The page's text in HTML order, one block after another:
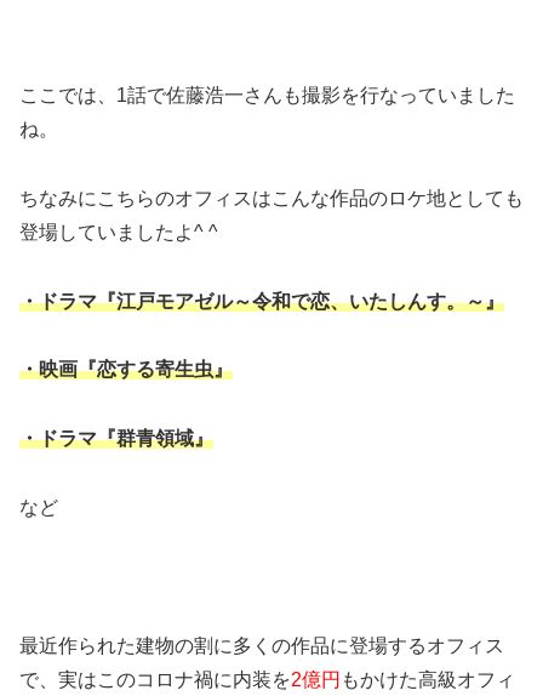
ここでは、1話で佐藤浩一さんも撮影を行なっていました
ね。
ちなみにこちらのオフィスはこんな作品のロケ地としても
登場していましたよ^ ^
・ドラマ『江戸モアゼル～令和で恋、いたしんす。～』
・映画『恋する寄生虫』
・ドラマ『群青領域』
など
最近作られた建物の割に多くの作品に登場するオフィス
で、実はこのコロナ禍に内装を2億円 もかけた高級オフィ